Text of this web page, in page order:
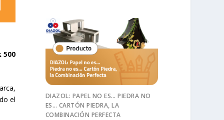
500
el
DIAZOL: PAPEL NO ES… PIEDRA NO
ES… CARTÓN PIEDRA, LA
COMBINACIÓN PERFECTA